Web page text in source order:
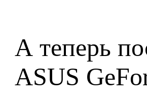
А теперь
ASUS